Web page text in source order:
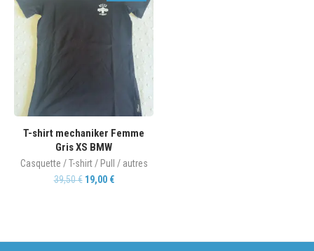
T-shirt mechaniker Femme
Gris XS BMW
Casquette / T-shirt / Pull / autres
39,50€ 19,00 €